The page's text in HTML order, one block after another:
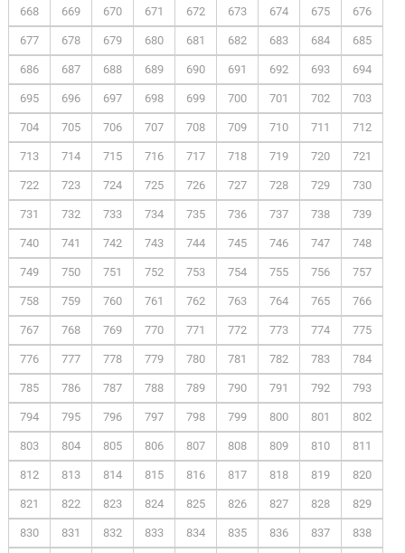
668 669 670 671 672 673 674 675 676
677 678 679 680 681 682 683 684 685
686 687 688 689 690 691 692 693 694
695 696 697 698 699 700 701 702 703
704 705 706 707 708 709 710 711 712
713 714 715 716 717 718 719 720 721
722 723 724 725 726 727 728 729 730
731 732 733 734 735 736 737 738 739
740 741 742 743 744 745 746 747 748
749 750 751 752 753 754 755 756 757
758 759 760 761 762 763 764 765 766
767 768 769 770 771 772 773 774 775
776 777 778 779 780 781 782 783 784
785 786 787 788 789 790 791 792 793
794 795 796 797 798 799 800 801 802
803 804 805 806 807 808 809 810 811
812 813 814 815 816 817 818 819 820
821 822 823 824 825 826 827 828 829
830 831 832 833 834 835 836 837 838